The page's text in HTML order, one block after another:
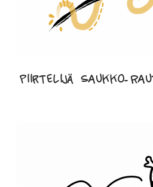
Piirtelijä Saukko-